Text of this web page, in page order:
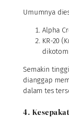
Umumnya
Alpha
KR-20
Semakin
dianggap
dalam tes
4.